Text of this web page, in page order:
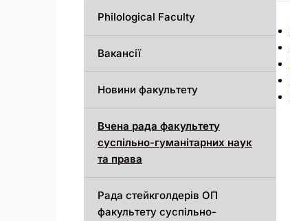
Philological Faculty
Вакансії
Новини факультету
Вчена рада факультету
суспільно-гуманітарних наук
та права
Рада стейкголдерів ОП
факультету суспільно-